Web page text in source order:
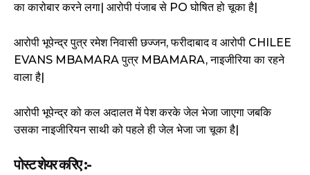
का कारोबार करने लगा| आरोपी पंजाब से PO घोषित हो चूका है|
आरोपी भूपेन्द्र पुत्र रमेश निवासी छज्जन, फरीदाबाद व आरोपी CHILEE
EVANS MBAMARA पुत्र MBAMARA, नाइजीरिया का रहने
वाला है|
आरोपी भूपेन्द्र को कल अदालत में पेश करके जेल भेजा जाएगा जबकि
उसका नाइजीरियन साथी को पहले ही जेल भेजा जा चूका है|
पोस्ट शेयर करिए :-